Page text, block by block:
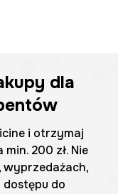
dla
i otrzymaj
200 zł. Nie
do